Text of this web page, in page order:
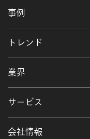
事例
トレンド
業界
サービス
会社情報